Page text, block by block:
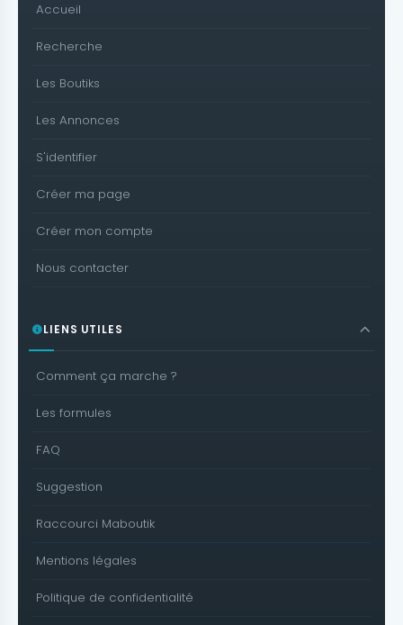
Accueil
Recherche
Les Boutiks
Les Annonces
S'identifier
Créer ma page
Créer mon compte
Nous contacter
LIENS UTILES
Comment ça marche ?
Les formules
FAQ
Suggestion
Raccourci Maboutik
Mentions légales
Politique de confidentialité